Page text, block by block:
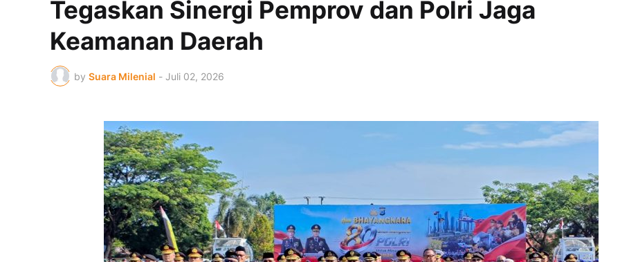
Tegaskan Sinergi Pemprov dan Polri Jaga
Keamanan Daerah
by Suara Milenial - Juli 02, 2026